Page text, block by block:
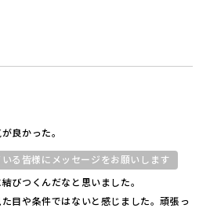
良かった。
る皆様にメッセージをお願いします
びつくんだなと思いました。
目や条件ではないと感じました。頑張っ